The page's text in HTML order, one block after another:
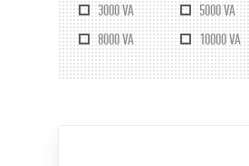
3000 VA
5000 VA
8000 VA
10000 VA